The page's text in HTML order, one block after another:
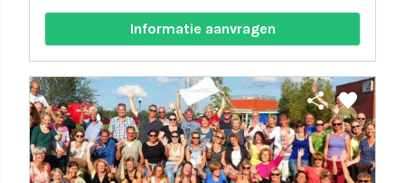
Informatie aanvragen
share favorite